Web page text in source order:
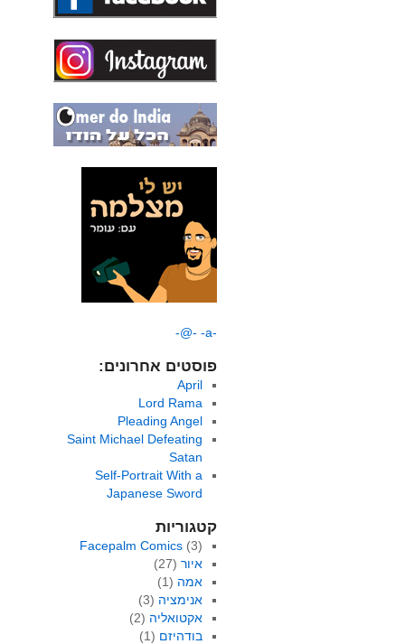
-a-
-@-
פוסטים אחרונים:
April
Lord Rama
Pleading Angel
Saint Michael Defeating
Satan
Self-Portrait With a
Japanese Sword
קטגוריות
Facepalm Comics (3)
איור(27)
אמה (1)
אנימציה (3)
אקטואליה (2)
בודהיזם (1)